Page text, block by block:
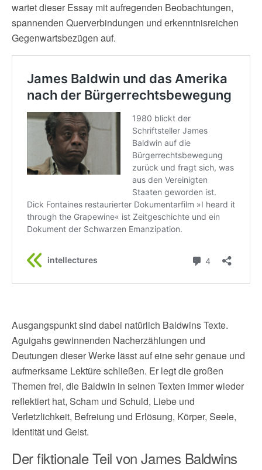
wartet dieser Essay mit aufregenden Beobachtungen,
spannenden Querverbindungen und erkenntnisreichen
Gegenwartsbezügen auf.
Ausgangspunkt sind dabei natürlich Baldwins Texte.
Aguigahs gewinnenden Nacherzählungen und
Deutungen dieser Werke lässt auf eine sehr genaue und
aufmerksame Lektüre schließen. Er legt die großen
Themen frei, die Baldwin in seinen Texten immer wieder
reflektiert hat, Scham und Schuld, Liebe und
Verletzlichkeit, Befreiung und Erlösung, Körper, Seele,
Identität und Geist.
Der fiktionale Teil von James Baldwins